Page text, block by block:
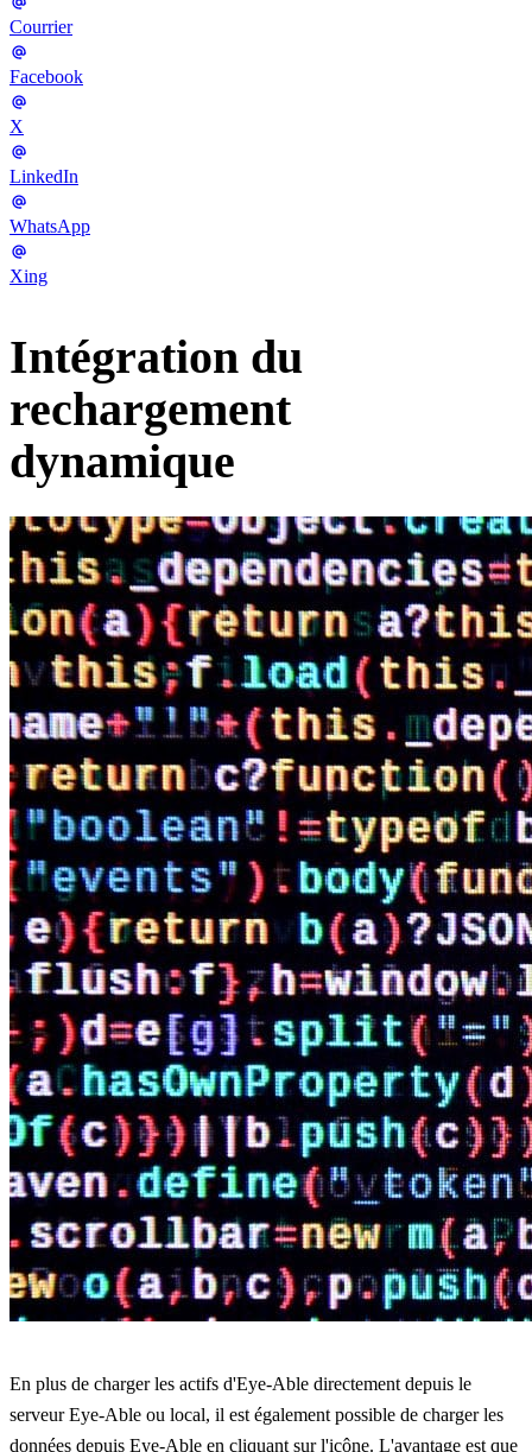
Courrier
Facebook
X
LinkedIn
WhatsApp
Xing
Intégration du
rechargement
dynamique
En plus de charger les actifs d'Eye-Able directement depuis le
serveur Eye-Able ou local, il est également possible de charger les
données depuis Eye-Able en cliquant sur l'icône. L'avantage est que